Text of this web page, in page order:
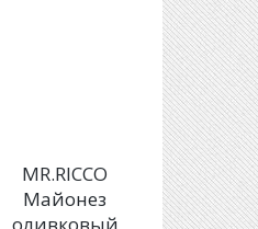
MR.RICCO
Майонез